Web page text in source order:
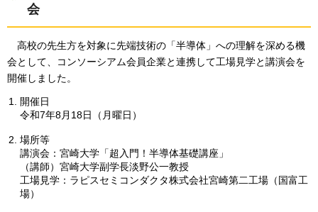
会
高校の先生方を対象に先端技術の「半導体」への理解を深める機
会として、コンソーシアム会員企業と連携して工場見学と講演会を
開催しました。
開催日
令和7年8月18日（月曜日）
場所等
講演会：宮崎大学「超入門！半導体基礎講座」
（講師）宮崎大学副学長淡野公一教授
工場見学：ラピスセミコンダクタ株式会社宮崎第二工場（国富工
場）